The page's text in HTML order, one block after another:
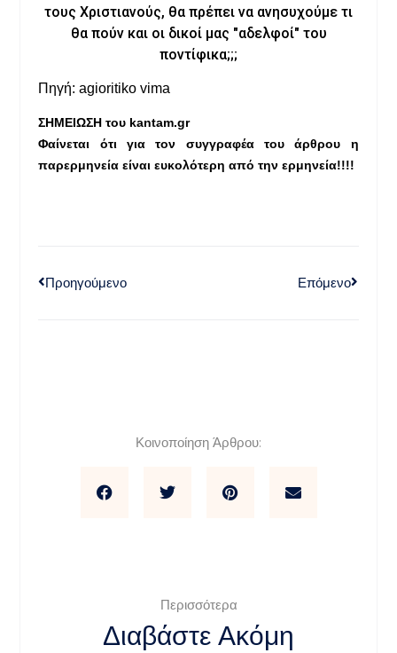
τους Χριστιανούς, θα πρέπει να ανησυχούμε τι
θα πούν και οι δικοί μας "αδελφοί" του
ποντίφικα;;;
Πηγή: agioritiko vima
ΣΗΜΕΙΩΣΗ του kantam.gr
Φαίνεται ότι για τον συγγραφέα του άρθρου η
παρερμηνεία είναι ευκολότερη από την ερμηνεία!!!!
Προηγούμενο Επόμενο
Κοινοποίηση Άρθρου:
Περισσότερα
Διαβάστε Ακόμη